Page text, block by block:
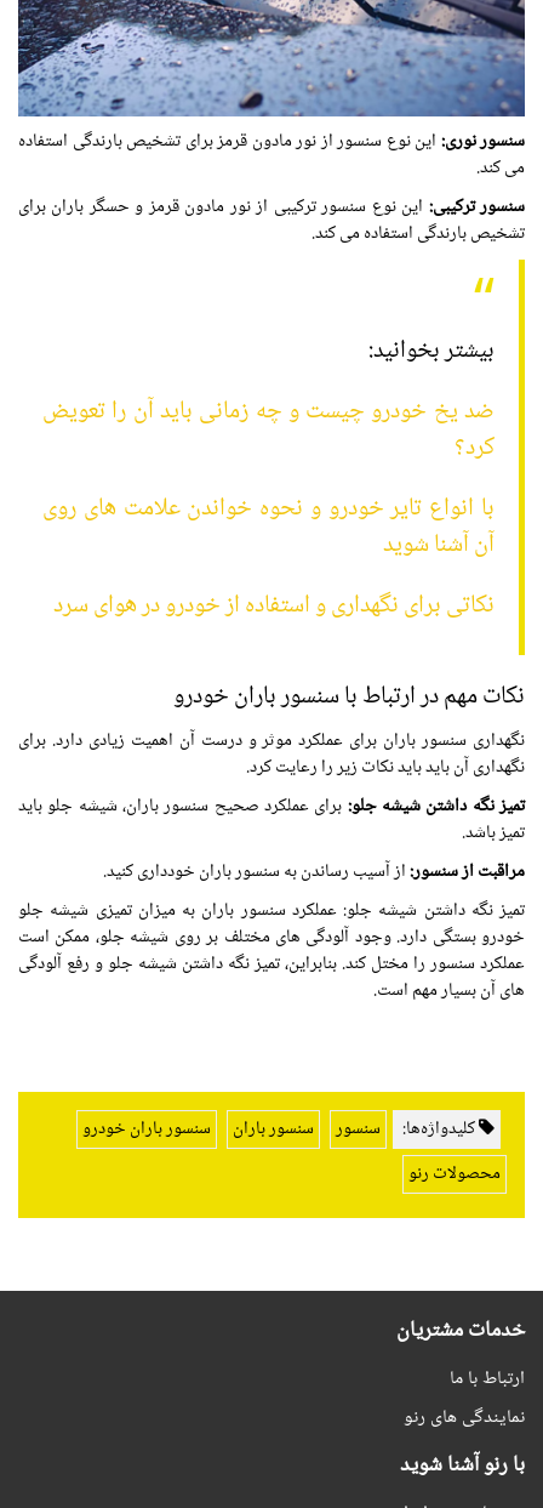
سنسور نوری:این نوع سنسور از نور مادون قرمز برای تشخیص بارندگی استفاده
می کند.
سنسور ترکیبی: این نوع سنسور ترکیبی از نور مادون قرمز و حسگر باران برای
تشخیص بارندگی استفاده می کند.
بیشتر بخوانید:
ضد یخ خودرو چیست و چه زمانی باید آن را تعویض
کرد؟
با انواع تایر خودرو و نحوه خواندن علامت های روی
آن آشنا شوید
نکاتی برای نگهداری و استفاده از خودرو در هوای سرد
نکات مهم در ارتباط با سنسور باران خودرو
نگهداری سنسور باران برای عملکرد موثر و درست آن اهمیت زیادی دارد. برای
نگهداری آن باید باید نکات زیر را رعایت کرد.
تمیز نگه داشتن شیشه جلو:برای عملکرد صحیح سنسور باران، شیشه جلو باید
تمیز باشد.
مراقبت از سنسور:از آسیب رساندن به سنسور باران خودداری کنید.
تمیز نگه داشتن شیشه جلو: عملکرد سنسور باران به میزان تمیزی شیشه جلو
خودرو بستگی دارد. وجود آلودگی های مختلف بر روی شیشه جلو، ممکن است
عملکرد سنسور را مختل کند. بنابراین، تمیز نگه داشتن شیشه جلو و رفع آلودگی
های آن بسیار مهم است.
کلیدواژه‌ها: سنسور سنسور باران
سنسور باران خودرو
محصولات رنو
خدمات مشتریان
ارتباط با ما
نمایندگی های رنو
با رنو آشنا شوید